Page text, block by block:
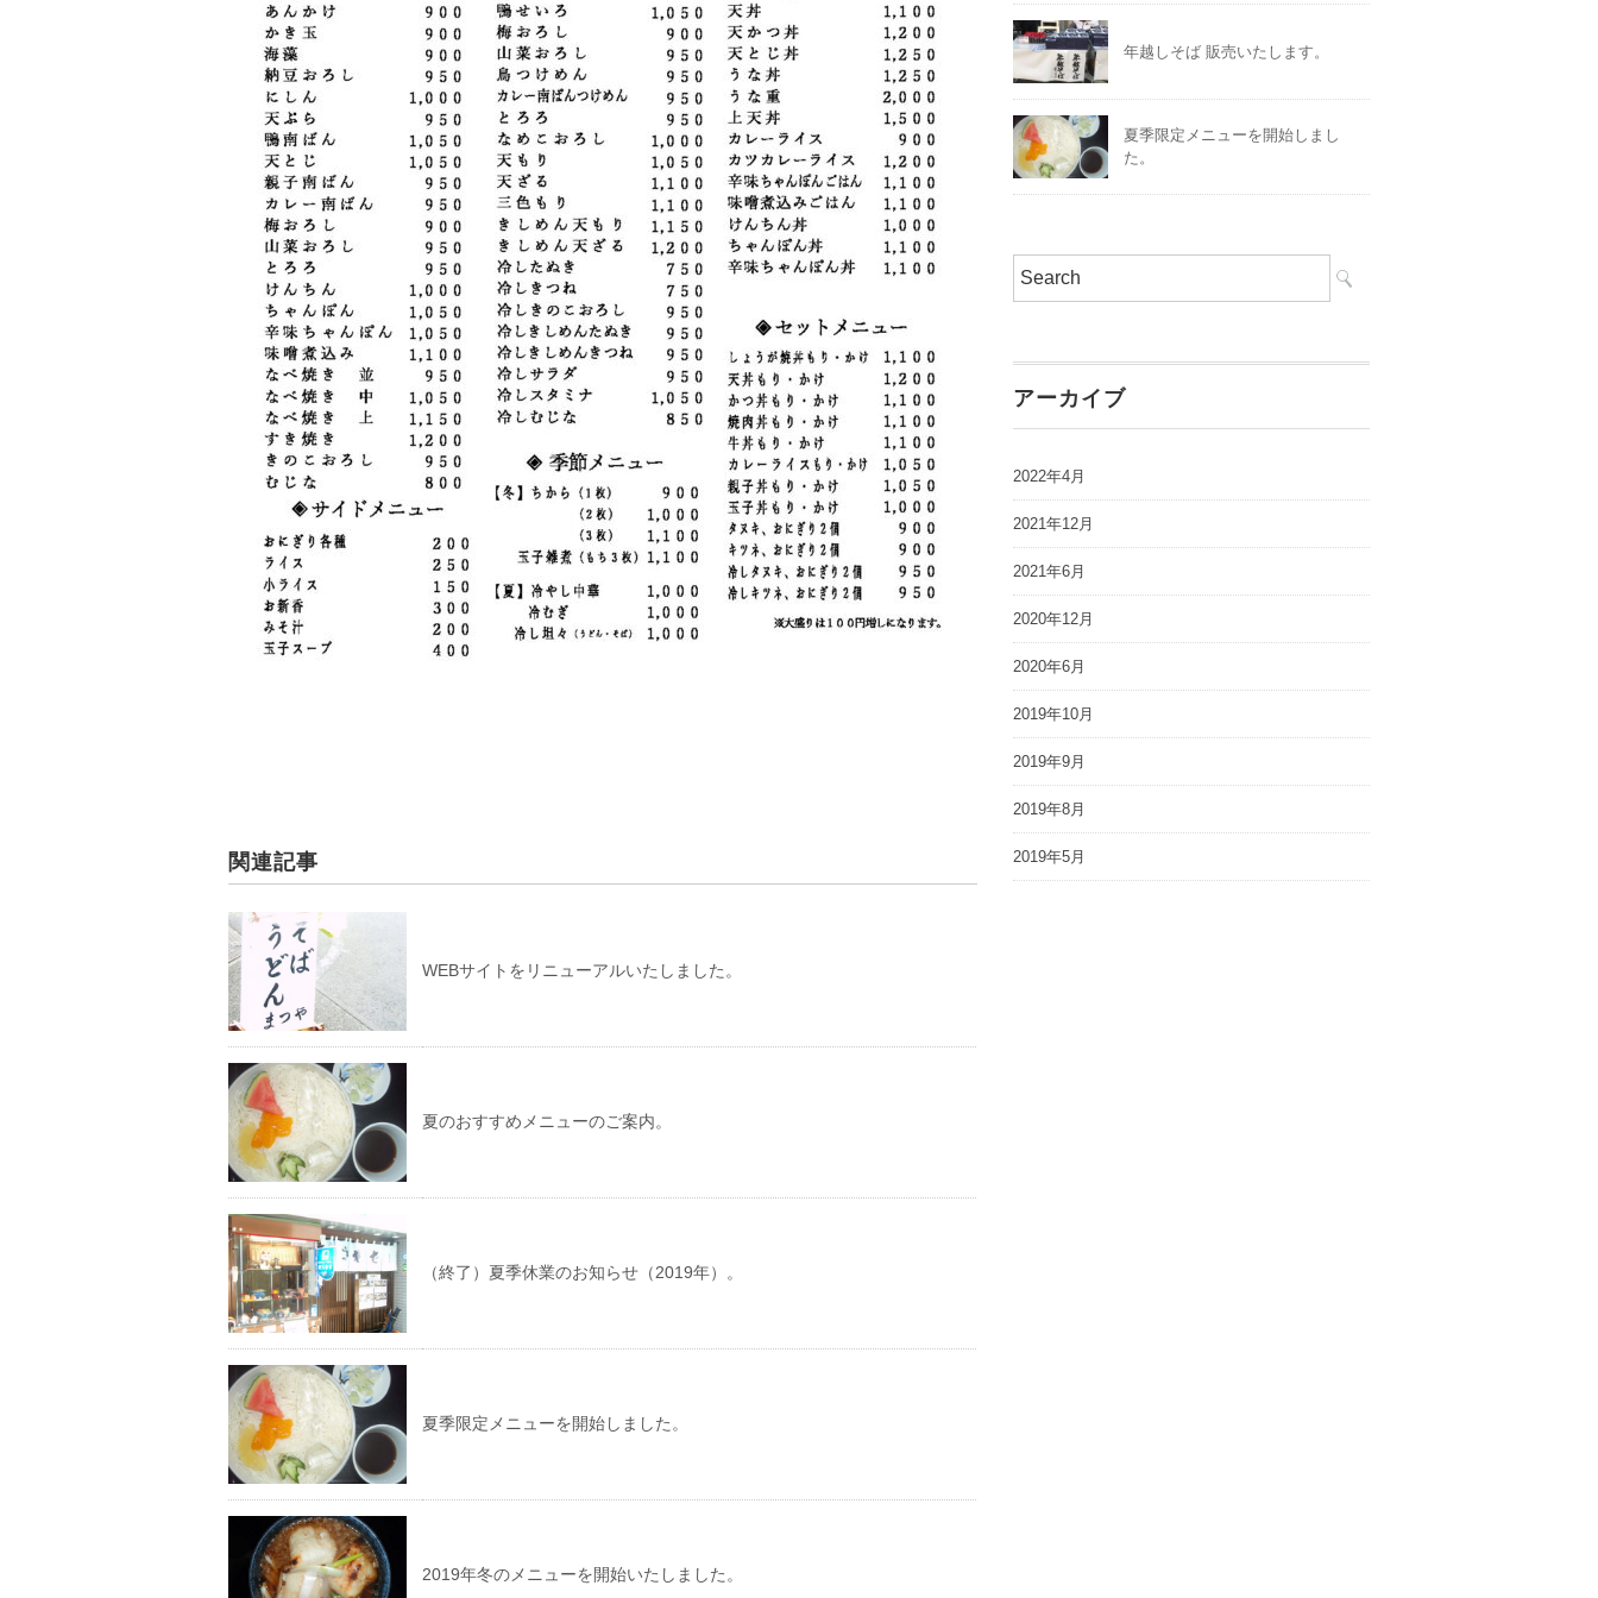
関連記事
WEBサイトをリニューアルいたしました。
夏のおすすめメニューのご案内。
（終了）夏季休業のお知らせ（2019年）。
夏季限定メニューを開始しました。
2019年冬のメニューを開始いたしました。
年越しそば 販売いたします。
夏季限定メニューを開始しまし
た。
アーカイブ
2022年4月
2021年12月
2021年6月
2020年12月
2020年6月
2019年10月
2019年9月
2019年8月
2019年5月